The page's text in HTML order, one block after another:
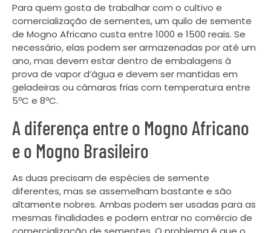
Para quem gosta de trabalhar com o cultivo e
comercialização de sementes, um quilo de semente
de Mogno Africano custa entre 1000 e 1500 reais. Se
necessário, elas podem ser armazenadas por até um
ano, mas devem estar dentro de embalagens à
prova de vapor d’água e devem ser mantidas em
geladeiras ou câmaras frias com temperatura entre
5ºC e 8ºC.
A diferença entre o Mogno Africano
e o Mogno Brasileiro
As duas precisam de espécies de semente
diferentes, mas se assemelham bastante e são
altamente nobres. Ambas podem ser usadas para as
mesmas finalidades e podem entrar no comércio de